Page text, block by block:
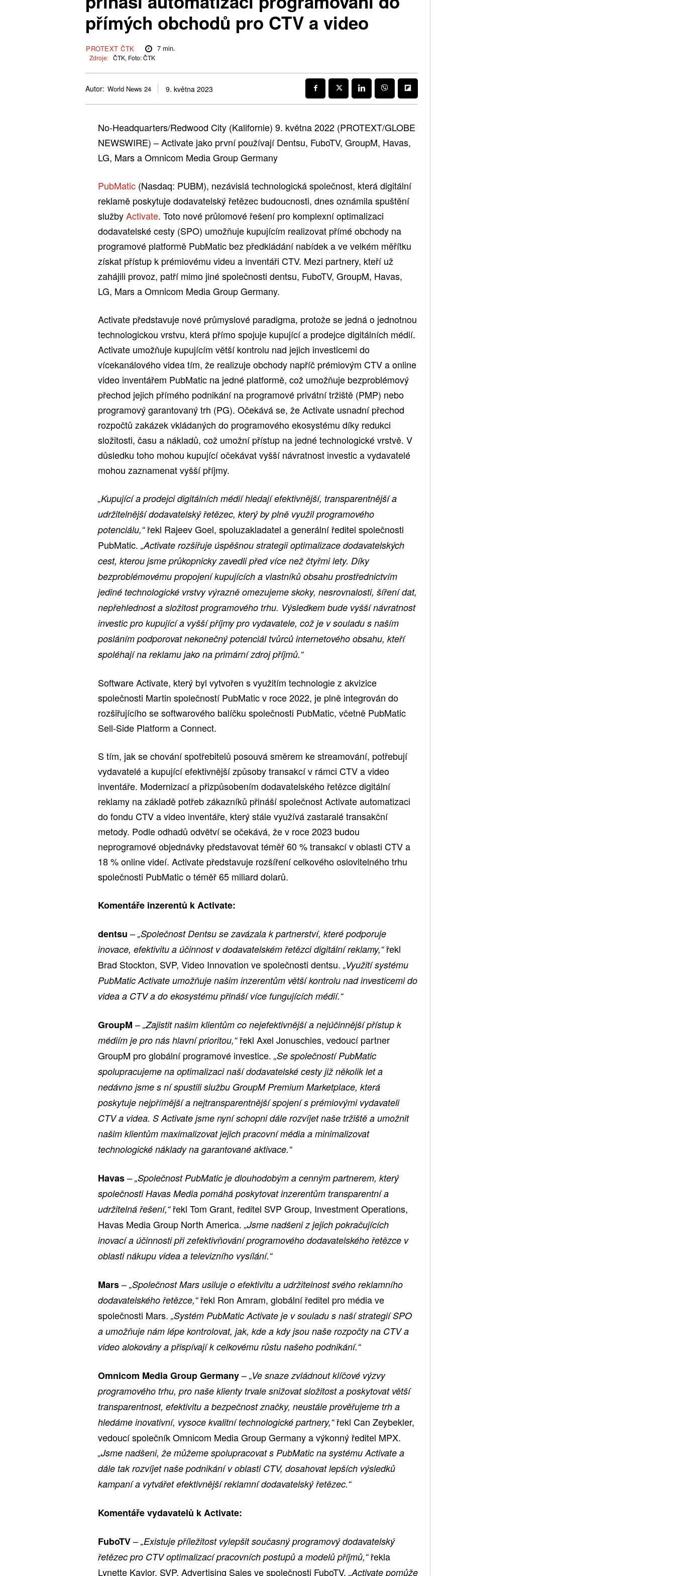
přímých obchodů pro CTV a video
PROTEXT ČTK 7min.
Zdroje: ČTK, Foto: ČTK
Autor: World News 24 9. května 2023
No-Headquarters/Redwood City (Kalifornie) 9. května 2022 (PROTEXT/GLOBE
NEWSWIRE) – Activate jako první používají Dentsu, FuboTV, GroupM, Havas,
LG, Mars a Omnicom Media Group Germany
PubMatic (Nasdaq: PUBM), nezávislá technologická společnost, která digitální
reklamě poskytuje dodavatelský řetězec budoucnosti, dnes oznámila spuštění
službyActivate. Toto nové průlomové řešení pro komplexní optimalizaci
dodavatelské cesty (SPO) umožňuje kupujícím realizovat přímé obchody na
programové platformě PubMatic bez předkládání nabídek a ve velkém měřítku
získat přístup k prémiovému videu a inventáři CTV. Mezi partnery, kteří už
zahájili provoz, patří mimo jiné společnosti dentsu, FuboTV, GroupM, Havas,
LG, Mars a Omnicom Media Group Germany.
Activate představuje nové průmyslové paradigma, protože se jedná o jednotnou
technologickou vrstvu, která přímo spojuje kupující a prodejce digitálních médií.
Activate umožňuje kupujícím větší kontrolu nad jejich investicemi do
vícekanálového videa tím, že realizuje obchody napříč prémiovým CTV a online
video inventářem PubMatic na jedné platformě, což umožňuje bezproblémový
přechod jejich přímého podnikání na programové privátní tržiště (PMP) nebo
programový garantovaný trh (PG). Očekává se, že Activate usnadní přechod
rozpočtů zakázek vkládaných do programového ekosystému díky redukci
složitosti, času a nákladů, což umožní přístup na jedné technologické vrstvě. V
důsledku toho mohou kupující očekávat vyšší návratnost investic a vydavatelé
mohou zaznamenat vyšší příjmy.
„Kupující a prodejci digitálních médií hledají efektivnější, transparentnější a
udržitelnější dodavatelský řetězec, který by plně využil programového
potenciálu,“řekl Rajeev Goel, spoluzakladatel a generální ředitel společnosti
PubMatic. „Activate rozšiřuje úspěšnou strategii optimalizace dodavatelských
cest, kterou jsme průkopnicky zavedli před více než čtyřmi lety. Díky
bezproblémovému propojení kupujících a vlastníků obsahu prostřednictvím
jediné technologické vrstvy výrazně omezujeme skoky, nesrovnalosti, šíření dat,
nepřehlednost a složitost programového trhu. Výsledkem bude vyšší návratnost
investic pro kupující a vyšší příjmy pro vydavatele, což je v souladu s naším
posláním podporovat nekonečný potenciál tvůrců internetového obsahu, kteří
spoléhají na reklamu jako na primární zdroj příjmů.“
Software Activate, který byl vytvořen s využitím technologie z akvizice
společnosti Martin společností PubMatic v roce 2022, je plně integrován do
rozšiřujícího se softwarového balíčku společnosti PubMatic, včetně PubMatic
Sell-Side Platform a Connect.
S tím, jak se chování spotřebitelů posouvá směrem ke streamování, potřebují
vydavatelé a kupující efektivnější způsoby transakcí v rámci CTV a video
inventáře. Modernizací a přizpůsobením dodavatelského řetězce digitální
reklamy na základě potřeb zákazníků přináší společnost Activate automatizaci
do fondu CTV a video inventáře, který stále využívá zastaralé transakční
metody. Podle odhadů odvětví se očekává, že v roce 2023 budou
neprogramové objednávky představovat téměř 60 % transakcí v oblasti CTV a
18 % online videí. Activate představuje rozšíření celkového oslovitelného trhu
společnosti PubMatic o téměř 65 miliard dolarů.
Komentáře inzerentů k Activate:
dentsu – „Společnost Dentsu se zavázala k partnerství, které podporuje
inovace, efektivitu a účinnost v dodavatelském řetězci digitální reklamy,“řekl
Brad Stockton, SVP, Video Innovation ve společnosti dentsu. „Využití systému
PubMatic Activate umožňuje našim inzerentům větší kontrolu nad investicemi do
videa a CTV a do ekosystému přináší více fungujících médií.“
GroupM – „Zajistit našim klientům co nejefektivnější a nejúčinnější přístup k
médiím je pro nás hlavní prioritou,“řekl Axel Jonuschies, vedoucí partner
GroupM pro globální programové investice. „Se společností PubMatic
spolupracujeme na optimalizaci naší dodavatelské cesty již několik let a
nedávno jsme s ní spustili službu GroupM Premium Marketplace, která
poskytuje nejpřímější a nejtransparentnější spojení s prémiovými vydavateli
CTV a videa. S Activate jsme nyní schopni dále rozvíjet naše tržiště a umožnit
našim klientům maximalizovat jejich pracovní média a minimalizovat
technologické náklady na garantované aktivace.“
Havas– „Společnost PubMatic je dlouhodobým a cenným partnerem, který
společnosti Havas Media pomáhá poskytovat inzerentům transparentní a
udržitelná řešení,“řekl Tom Grant, ředitel SVP Group, Investment Operations,
Havas Media Group North America. „Jsme nadšeni z jejich pokračujících
inovací a účinnosti při zefektivňování programového dodavatelského řetězce v
oblasti nákupu videa a televizního vysílání.“
Mars– „Společnost Mars usiluje o efektivitu a udržitelnost svého reklamního
dodavatelského řetězce,“řekl Ron Amram, globální ředitel pro média ve
společnosti Mars. „Systém PubMatic Activate je v souladu s naší strategií SPO
a umožňuje nám lépe kontrolovat, jak, kde a kdy jsou naše rozpočty na CTV a
video alokovány a přispívají k celkovému růstu našeho podnikání.“
Omnicom Media Group Germany– „Ve snaze zvládnout klíčové výzvy
programového trhu, pro naše klienty trvale snižovat složitost a poskytovat větší
transparentnost, efektivitu a bezpečnost značky, neustále prověřujeme trh a
hledáme inovativní, vysoce kvalitní technologické partnery,“řekl Can Zeybekler,
vedoucí společník Omnicom Media Group Germany a výkonný ředitel MPX.
„Jsme nadšeni, že můžeme spolupracovat s PubMatic na systému Activate a
dále tak rozvíjet naše podnikání v oblasti CTV, dosahovat lepších výsledků
kampaní a vytvářet efektivnější reklamní dodavatelský řetězec.“
Komentáře vydavatelů k Activate:
FuboTV– „Existuje příležitost vylepšit současný programový dodavatelský
řetězec pro CTV optimalizací pracovních postupů a modelů příjmů,“řekla
Lynette Kaylor, SVP, Advertising Sales ve společnosti FuboTV. „Activate pomůže